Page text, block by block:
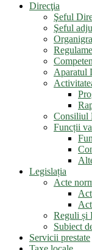
Direcţia
Şeful
Şeful
Aparatul
Consiliul
Funcții
Legislația
Acte
Reguli și
Subiect
Servicii prestate